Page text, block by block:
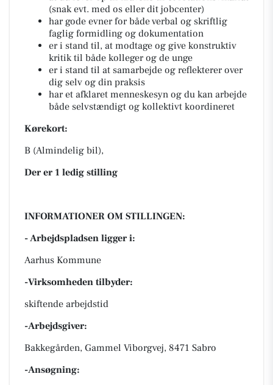
(snak evt. med os eller dit jobcenter)
har gode evner for både verbal og skriftlig
faglig formidling og dokumentation
er i stand til, at modtage og give konstruktiv
kritik til både kolleger og de unge
er i stand til at samarbejde og reflekterer over
dig selv og din praksis
har et afklaret menneskesyn og du kan arbejde
både selvstændigt og kollektivt koordineret
Kørekort:
B (Almindelig bil),
Der er 1 ledig stilling
INFORMATIONER OM STILLINGEN:
- Arbejdspladsen ligger i:
Aarhus Kommune
-Virksomheden tilbyder:
skiftende arbejdstid
-Arbejdsgiver:
Bakkegården, Gammel Viborgvej, 8471 Sabro
-Ansøgning: